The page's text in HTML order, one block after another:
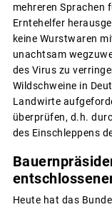
mehreren Sprachen
Erntehelfer
keine Wurstwaren
unachtsam
des Virus zu
Wildschweine in
Landwirte
überprüfen, d.h.
des Einschleppens
Heute hat das